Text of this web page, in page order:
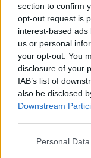
section to confirm
opt-out request is
interest-based
us or personal
your opt-out. You
disclosure of your
IAB’s list of
also be disclosed
Downstream
Please note that
Personal
Az idei fesztivál
lesznek. A
gondoskodnak
pontján is
nagykoncertje,
a napot.
Az